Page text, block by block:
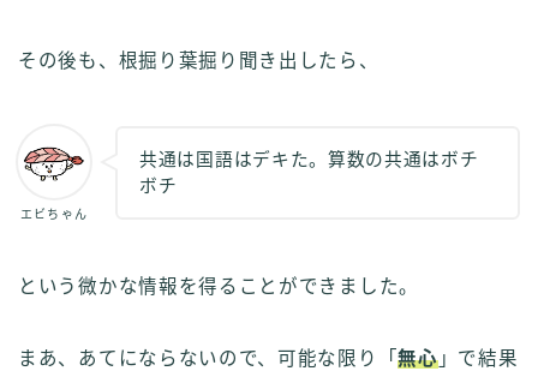
その後も、根掘り葉掘り聞き出したら、
エビちゃん
共通は国語はデキた。算数の共通はボチ
ボチ
という微かな情報を得ることができました。
まあ、あてにならないので、可能な限り「無心」で結果